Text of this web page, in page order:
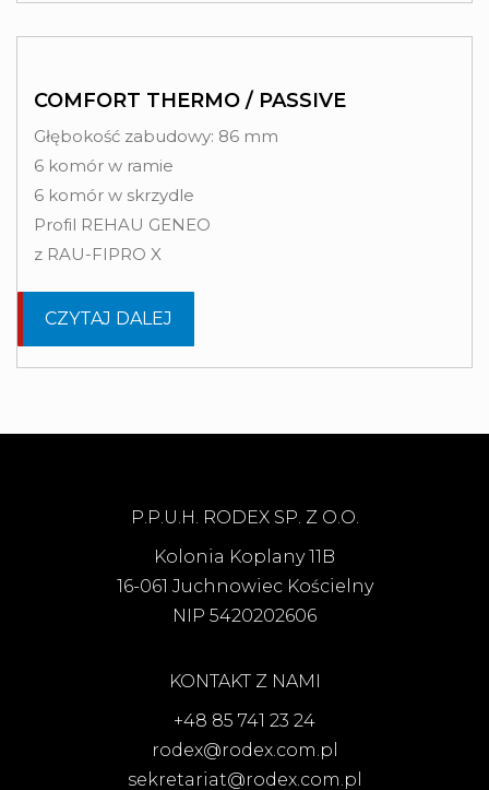
COMFORT THERMO / PASSIVE
Głębokość zabudowy: 86 mm
6 komór w ramie
6 komór w skrzydle
Profil REHAU GENEO
z RAU-FIPRO X
CZYTAJ DALEJ
P.P.U.H. RODEX SP. Z O.O.
Kolonia Koplany 11B
16-061 Juchnowiec Kościelny
NIP 5420202606
KONTAKT Z NAMI
+48 85 741 23 24
rodex@rodex.com.pl
sekretariat@rodex.com.pl